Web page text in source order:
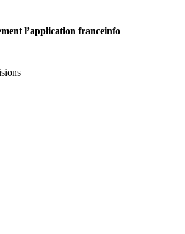
l’application franceinfo